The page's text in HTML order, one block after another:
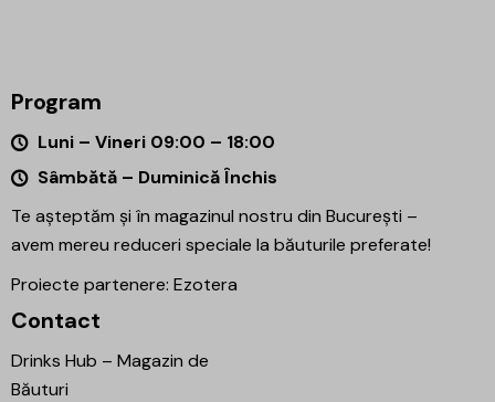
Program
Luni – Vineri 09:00 – 18:00
Sâmbătă – Duminică Închis
Te așteptăm și în magazinul nostru din București –
avem mereu reduceri speciale la băuturile preferate!
Proiecte partenere: Ezotera
Contact
Drinks Hub – Magazin de
Băuturi